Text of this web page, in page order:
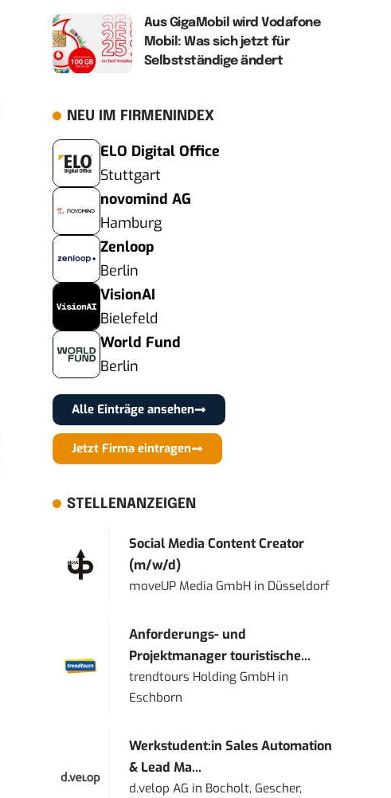
Aus GigaMobil wird Vodafone
Mobil: Was sich jetzt für
Selbstständige ändert
NEU IM FIRMENINDEX
ELO Digital Office
Stuttgart
novomind AG
Hamburg
Zenloop
Berlin
VisionAI
Bielefeld
World Fund
Berlin
Alle Einträge ansehen
Jetzt Firma eintragen
STELLENANZEIGEN
Social Media Content Creator
(m/w/d)
moveUP Media GmbH in Düsseldorf
Anforderungs- und
Projektmanager touristische...
trendtours Holding GmbH in
Eschborn
Werkstudent:in Sales Automation
& Lead Ma...
d.velop AG in Bocholt, Gescher,